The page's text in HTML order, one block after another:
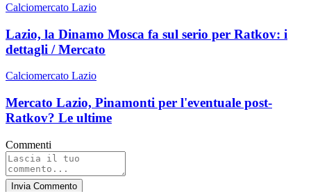
Calciomercato Lazio
Lazio, la Dinamo Mosca fa sul serio per Ratkov: i
dettagli / Mercato
Calciomercato Lazio
Mercato Lazio, Pinamonti per l'eventuale post-
Ratkov? Le ultime
Commenti
Invia Commento